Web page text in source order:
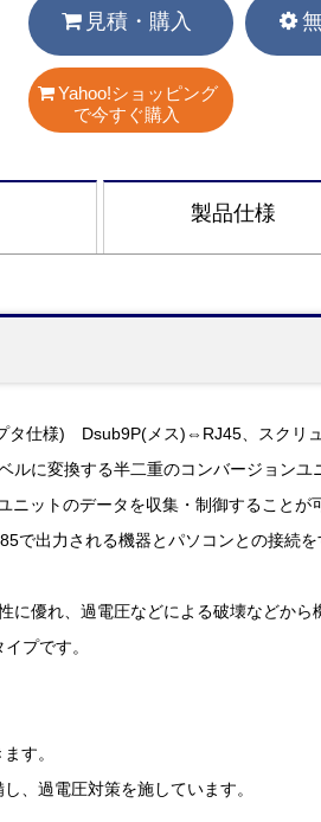
見積・購入
Yahoo!ショッピング
で今すぐ購入
製品仕様
タ仕様) Dsub9P(メス)⇔RJ45、スクリュ
ルに変換する半二重のコンバージョンユ
ットのデータを収集・制御することが
で出力される機器とパソコンとの接続
に優れ、過電圧などによる破壊などから
プです。
す。
、過電圧対策を施しています。